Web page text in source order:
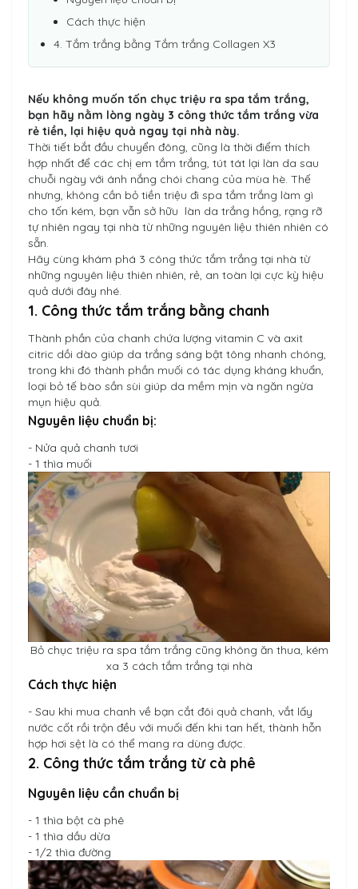
Cách thực hiện
4. Tắm trắng bằng Tắm trắng Collagen X3
Nếu không muốn tốn chục triệu ra spa tắm trắng,
bạn hãy nằm lòng ngày 3 công thức tắm trắng vừa
rẻ tiền, lại hiệu quả ngay tại nhà này.
Thời tiết bắt đầu chuyển đông, cũng là thời điểm thích
hợp nhất để các chị em tắm trắng, tút tát lại làn da sau
chuỗi ngày với ánh nắng chói chang của mùa hè. Thế
nhưng, không cần bỏ tiền triệu đi spa tắm trắng làm gì
cho tốn kém, bạn vẫn sở hữu làn da trắng hồng, rạng rỡ
tự nhiên ngay tại nhà từ những nguyên liệu thiên nhiên có
sẵn.
Hãy cùng khám phá 3 công thức tắm trắng tại nhà từ
những nguyên liệu thiên nhiên, rẻ, an toàn lại cực kỳ hiệu
quả dưới đây nhé.
1. Công thức tắm trắng bằng chanh
Thành phần của chanh chứa lượng vitamin C và axit
citric dồi dào giúp da trắng sáng bật tông nhanh chóng,
trong khi đó thành phần muối có tác dụng kháng khuẩn,
loại bỏ tế bào sần sùi giúp da mềm mịn và ngăn ngừa
mụn hiệu quả.
Nguyên liệu chuẩn bị:
- Nửa quả chanh tươi
- 1 thìa muối
Bỏ chục triệu ra spa tắm trắng cũng không ăn thua, kém
xa 3 cách tắm trắng tại nhà
Cách thực hiện
- Sau khi mua chanh về bạn cắt đôi quả chanh, vắt lấy
nước cốt rồi trộn đều với muối đến khi tan hết, thành hỗn
hợp hơi sệt là có thể mang ra dùng được.
2. Công thức tắm trắng từ cà phê
Nguyên liệu cần chuẩn bị
- 1 thìa bột cà phê
- 1 thìa dầu dừa
- 1/2 thìa đường